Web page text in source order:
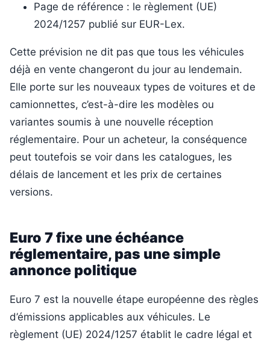
Page de référence : le règlement (UE)
2024/1257 publié sur EUR-Lex.
Cette prévision ne dit pas que tous les véhicules
déjà en vente changeront du jour au lendemain.
Elle porte sur les nouveaux types de voitures et de
camionnettes, c’est-à-dire les modèles ou
variantes soumis à une nouvelle réception
réglementaire. Pour un acheteur, la conséquence
peut toutefois se voir dans les catalogues, les
délais de lancement et les prix de certaines
versions.
Euro 7 fixe une échéance
réglementaire, pas une simple
annonce politique
Euro 7 est la nouvelle étape européenne des règles
d’émissions applicables aux véhicules. Le
règlement (UE) 2024/1257 établit le cadre légal et